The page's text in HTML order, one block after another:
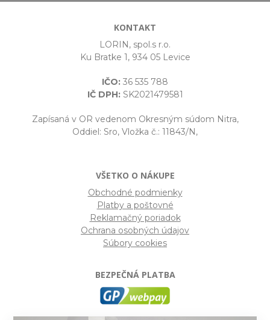
KONTAKT
LORIN, spol.s r.o.
Ku Bratke 1, 934 05 Levice
IČO: 36 535 788
IČ DPH:SK2021479581
Zapísaná v OR vedenom Okresným súdom Nitra,
Oddiel: Sro, Vložka č.: 11843/N,
VŠETKO O NÁKUPE
Obchodné podmienky
Platby a poštovné
Reklamačný poriadok
Ochrana osobných údajov
Súbory cookies
BEZPEČNÁ PLATBA